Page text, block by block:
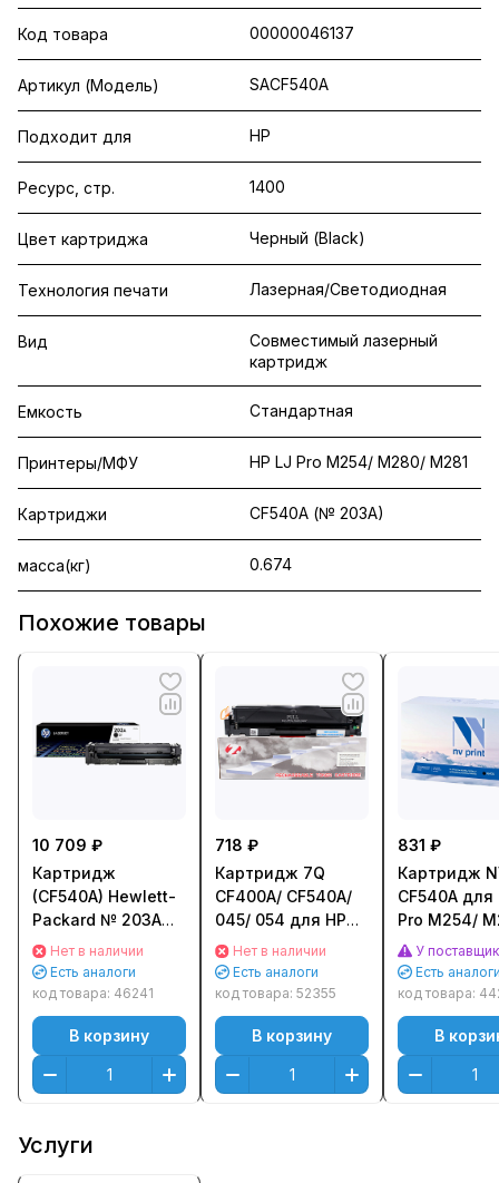
Код товара 00000046137
Артикул (Модель) SACF540A
Подходит для HP
Ресурс, стр. 1400
Цвет картриджа Черный (Black)
Технология печати Лазерная/Светодиодная
Вид
Совместимый лазерный
картридж
Емкость Стандартная
Принтеры/МФУ HP LJ Pro M254/ M280/ M281
Картриджи CF540A (№ 203A)
масса(кг) 0.674
Похожие товары
10 709 ₽
Картридж
(CF540A) Hewlett-
Packard № 203A
для CLJ Pro MFP
M254/ M280/ M281
(1400стр.) Черный
(Black)
Оригинальный
Нет в наличии
Есть аналоги
код товара: 46241
В корзину
718 ₽
Картридж 7Q
CF400A/ CF540A/
045/ 054 для HP
Color LJ M252/
M254, Canon LBP-
611/ 621 (1500стр.)
Черный (Black)
Нет в наличии
Есть аналоги
код товара: 52355
В корзину
831 ₽
Картридж
CF540A для
Pro M254/
M281
Черный
У
Есть
код товара:
В
Услуги